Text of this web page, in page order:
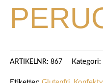
ARTIKELNR: 867 Kategori: